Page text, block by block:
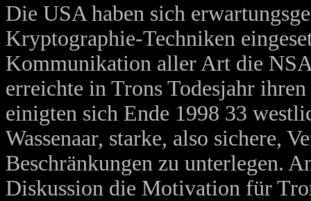
Die USA haben sich
Kryptographie-Techniken
Kommunikation aller Art die
erreichte in Trons Todesjahr
einigten sich Ende 1998 33
Wassenaar, starke, also sichere,
Beschränkungen zu unterlegen.
Diskussion die Motivation für